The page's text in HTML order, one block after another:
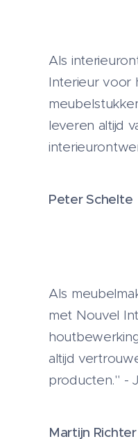
Als
Interieur voor
leveren altijd
Peter Schelte
Als
met Nouvel
altijd
producten." -
Martijn Richter